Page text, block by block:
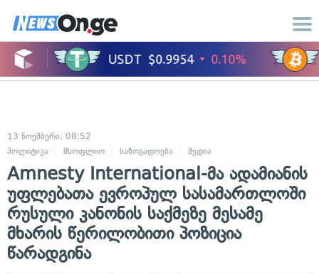
13 ნოემბერი, 08:52
პოლიტიკა
მსოფლიო საზოგადოება მედია
Amnesty International-მა ადამიანის
უფლებათა ევროპულ სასამართლოში
რუსული კანონის საქმეზე მესამე
მხარის წერილობითი პოზიცია
წარადგინა